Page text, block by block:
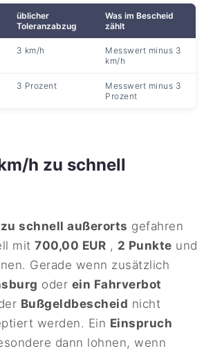
üblicher
Toleranzabzug
Was im Bescheid
zählt
3 km/h
Messwert minus 3
km/h
3 Prozent
Messwert minus 3
Prozent
h zu schnell
schnell außerorts gefahren
mit700,00 EUR , 2 Punkte und
Gerade wenn zusätzlich
oder ein Fahrverbot
Bußgeldbescheid nicht
werden. Ein Einspruch
dann lohnen, wenn